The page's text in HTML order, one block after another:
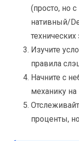
(просто, но
нативный/
технических
Изучите
правила
Начните с
механику на
проценты,